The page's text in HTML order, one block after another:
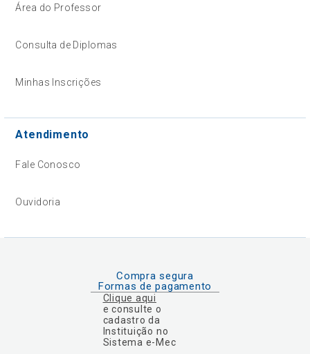
Área do Professor
Consulta de Diplomas
Minhas Inscrições
Atendimento
Fale Conosco
Ouvidoria
Compra segura
Formas de pagamento
Clique aqui
e consulte o
cadastro da
Instituição no
Sistema e-Mec